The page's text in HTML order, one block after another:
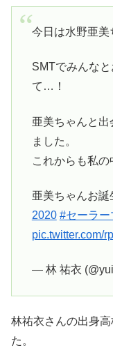
今日は水野亜美
SMTでみんな
て…！
亜美ちゃんと出
ました。
これからも私の
亜美ちゃんお誕
2020 #セーラー
pic.twitter.com/
— 林 祐衣
林祐衣さんの出身
た。